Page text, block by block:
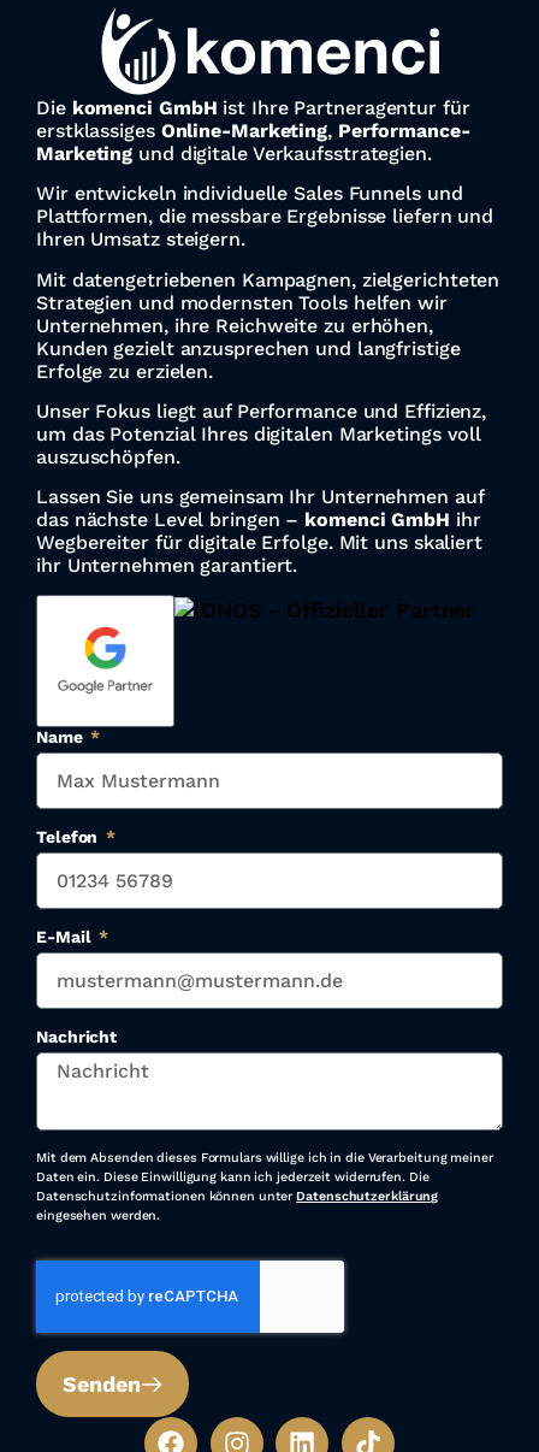
Die komenci GmbH ist Ihre Partneragentur für
erstklassiges Online-Marketing, Performance-
Marketing und digitale Verkaufsstrategien.
Wir entwickeln individuelle Sales Funnels und
Plattformen, die messbare Ergebnisse liefern und
Ihren Umsatz steigern.
Mit datengetriebenen Kampagnen, zielgerichteten
Strategien und modernsten Tools helfen wir
Unternehmen, ihre Reichweite zu erhöhen,
Kunden gezielt anzusprechen und langfristige
Erfolge zu erzielen.
Unser Fokus liegt auf Performance und Effizienz,
um das Potenzial Ihres digitalen Marketings voll
auszuschöpfen.
Lassen Sie uns gemeinsam Ihr Unternehmen auf
das nächste Level bringen – komenci GmbH ihr
Wegbereiter für digitale Erfolge. Mit uns skaliert
ihr Unternehmen garantiert.
Name
Telefon
E-Mail
Nachricht
Mit dem Absenden dieses Formulars willige ich in die Verarbeitung meiner
Daten ein. Diese Einwilligung kann ich jederzeit widerrufen. Die
Datenschutzinformationen können unter Datenschutzerklärung
eingesehen werden.
Senden